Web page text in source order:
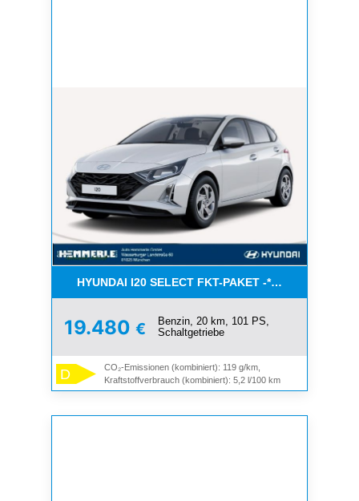
HYUNDAI I20 SELECT FKT-PAKET -*NAVI*KLIMA*
19.480 €
Benzin, 20 km, 101 PS,
Schaltgetriebe
D
CO₂-Emissionen (kombiniert): 119 g/km,
Kraftstoffverbrauch (kombiniert): 5,2 l/100 km